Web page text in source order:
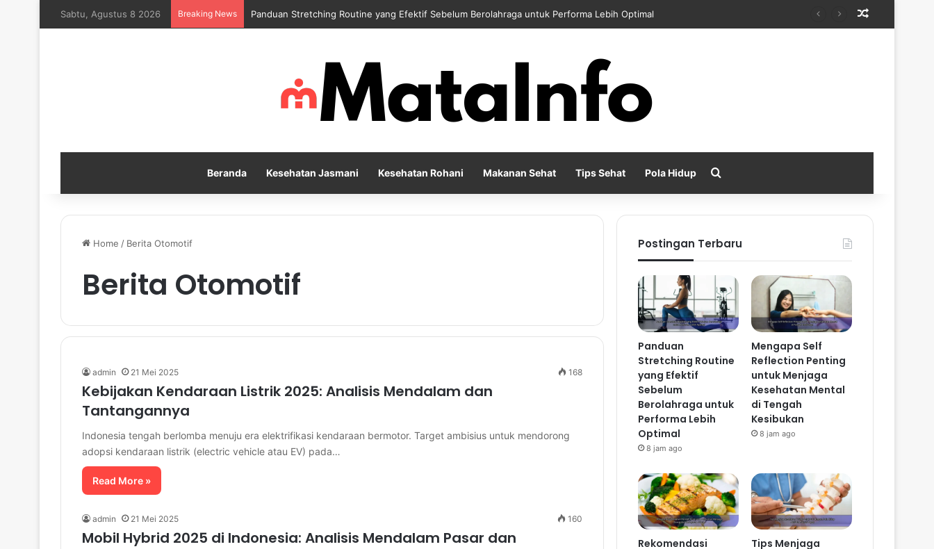
Sabtu, Agustus 8 2026 Breaking News Mengapa Self Reflection Penting untuk Menjaga Kesehatan Mental di Tengah Kesibukan
Beranda Kesehatan Jasmani Kesehatan Rohani Makanan Sehat Tips Sehat Pola Hidup
Home / Berita Otomotif
Berita Otomotif
admin 21 Mei 2025 168
Kebijakan Kendaraan Listrik 2025: Analisis Mendalam dan
Tantangannya
Indonesia tengah berlomba menuju era elektrifikasi kendaraan bermotor. Target ambisius untuk mendorong
adopsi kendaraan listrik (electric vehicle atau EV) pada…
Read More »
admin 21 Mei 2025 160
Mobil Hybrid 2025 di Indonesia: Analisis Mendalam Pasar dan
Postingan Terbaru
Panduan
Stretching Routine
yang Efektif
Sebelum
Berolahraga untuk
Performa Lebih
Optimal
8 jam ago
Mengapa Self
Reflection Penting
untuk Menjaga
Kesehatan Mental
di Tengah
Kesibukan
8 jam ago
Rekomendasi
Tips Menjaga